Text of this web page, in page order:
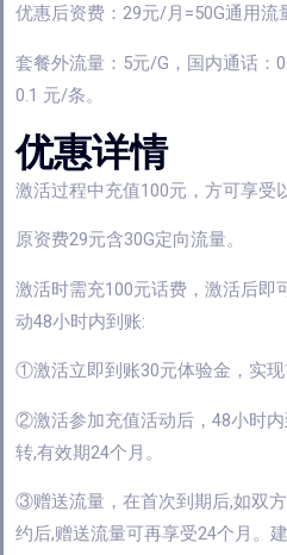
优惠后资费： 29元/月=50G通用流
套餐外流量：5元/G，国内通话：
0.1 元/条。
优惠详情
激活过程中充值100元，方可享受
原资费29元含30G定向流量。
激活时需充100元话费，激活后即
动48小时内到账:
①激活立即到账30元体验金，实现
②激活参加充值活动后，48小时
转,有效期24个月。
③赠送流量，在首次到期后,如双
约后,赠送流量可再享受24个月。